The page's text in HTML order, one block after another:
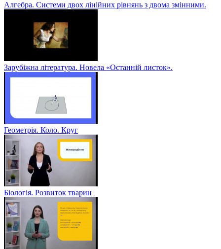
Алгебра. Системи двох лінійних рівнянь з двома змінними.
Зарубіжна література. Новела «Останній листок».
Геометрія. Коло. Круг
Біологія. Розвиток тварин